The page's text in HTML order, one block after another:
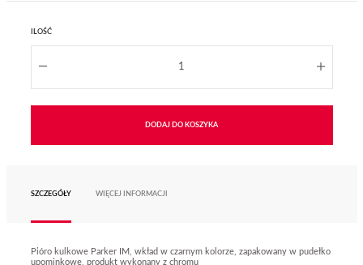
ILOŚĆ
DODAJ DO KOSZYKA
SZCZEGÓŁY WIĘCEJ INFORMACJI
Pióro kulkowe Parker IM, wkład w czarnym kolorze, zapakowany w pudełko
upominkowe, produkt wykonany z chromu